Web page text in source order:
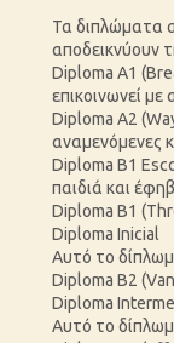
Τα διπλώματα
αποδεικνύουν
Diploma A1
επικοινωνεί με
Diploma A2
αναμενόμενες
Diploma Β1
παιδιά και
Diploma B1
Diploma Inicial
Αυτό το
Diploma B2
Diploma
Αυτό το